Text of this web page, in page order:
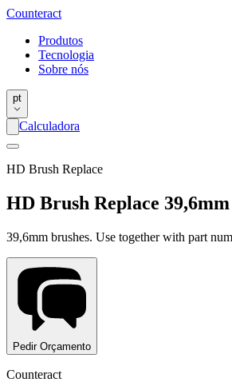
Counteract
Produtos
Tecnologia
Sobre nós
pt
Calculadora
HD Brush Replace
HD Brush Replace 39,6mm
39,6mm brushes. Use together with part
Pedir Orçamento
Counteract